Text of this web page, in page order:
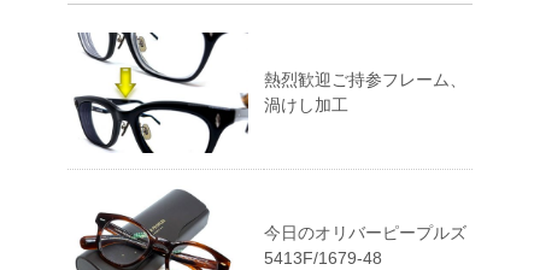
熱烈歓迎ご持参フレーム、
渦けし加工
今日のオリバーピープルズ
5413F/1679-48